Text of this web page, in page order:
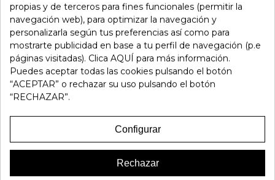
propias y de terceros para fines funcionales (permitir la
navegación web), para optimizar la navegación y
personalizarla según tus preferencias así como para
mostrarte publicidad en base a tu perfil de navegación (p.e
páginas visitadas). Clica AQUÍ para más información.
Puedes aceptar todas las cookies pulsando el botón
“ACEPTAR” o rechazar su uso pulsando el botón
“RECHAZAR”.
Configurar
Rechazar